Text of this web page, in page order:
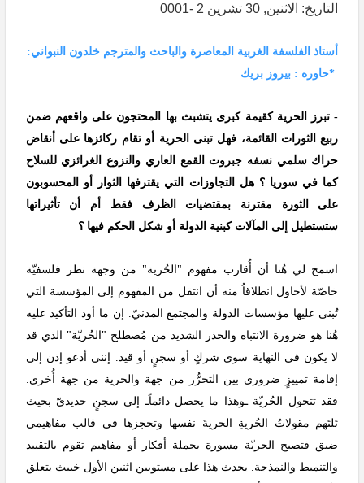
التاريخ: الاثنين, 30 تشرين 2 -0001
أستاذ الفلسفة الغربية المعاصرة والباحث والمترجم خلدون النبواني:
*حاوره : بيروز بريك
- تبرز الحرية كقيمة كبرى يتشبث بها المحتجون على واقعهم ضمن
ربيع الثورات القائمة، فهل تبنى الحرية أو تقام ركائزها على أنقاض
حراك سلمي نسفه جبروت القمع العاري والنزوع الغرائزي للسلاح
كما في سوريا ؟ هل التجاوزات التي يقترفها الثوار أو المحسوبون
على الثورة مقترنة بمقتضيات الظرف فقط أم أن تأثيراتها
ستستطيل إلى المآلات كبنية الدولة أو شكل الحكم فيها ؟
اسمح لي هُنا أن أُقارب مفهوم "الحُرية" من وجهة نظر فلسفيّة
خاصّة لأحاول انطلاقاُ منه أن انتقل من المفهوم إلى المؤسسة التي
تُبنى عليها مؤسسات الدولة والمجتمع المدنيّ. إن ما أود التأكيد عليه
هُنا هو ضرورة الانتباه والحذر الشديد من مُصطلح "الحُريّة" الذي قد
لا يكون في النهاية سوى شركٍ أو سجنٍ أو قيد. إنني أدعو إذن إلى
إقامة تمييزٍ ضروري بين التحرُّر من جهة والحرية من جهة أُخرى.
فقد تتحول الحُريّة ـوهذا ما يحصل دائماًـ إلى سجنٍ حديديّ بحيث
تَلتَهم مقولاتُ الحُريةِ الحريةَ نفسها وتحجزها في قالب مفاهيمي
ضيق فتصبح الحريّة مسورة بجملة أفكار أو مفاهيم تقوم بالتقييد
والتنميط والنمذجة. يحدث هذا على مستويين اثنين الأول خبيث يتعلق